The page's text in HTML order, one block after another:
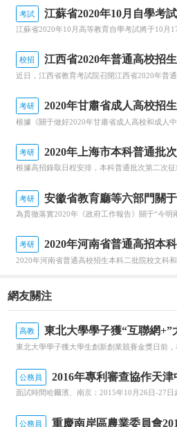
考試 江蘇省2020年10月自學考
校招 江西省2020年普通高校招
考研 2020年甘肅省成人高校招
考研 2020年上海市本科普通批
考研 安徽省教育廳等六部門關
考研 2020年河南省普通高招本
網友關注
高教 東北大學學子獲“互聯網+”
公務員 2016年專利審查協作天
公務員 重慶南岸區農業委員會